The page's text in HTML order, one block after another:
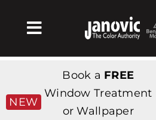
Toggle
Navigation
Products & Services
Магазин
NEW
Book a FREE
Window Treatment
or Wallpaper